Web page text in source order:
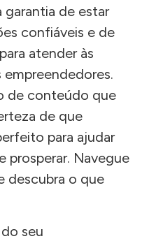
garantia de estar
confiáveis e de
atender às
empreendedores.
de conteúdo que
de que
para ajudar
prosperar. Navegue
descubra o que
seu